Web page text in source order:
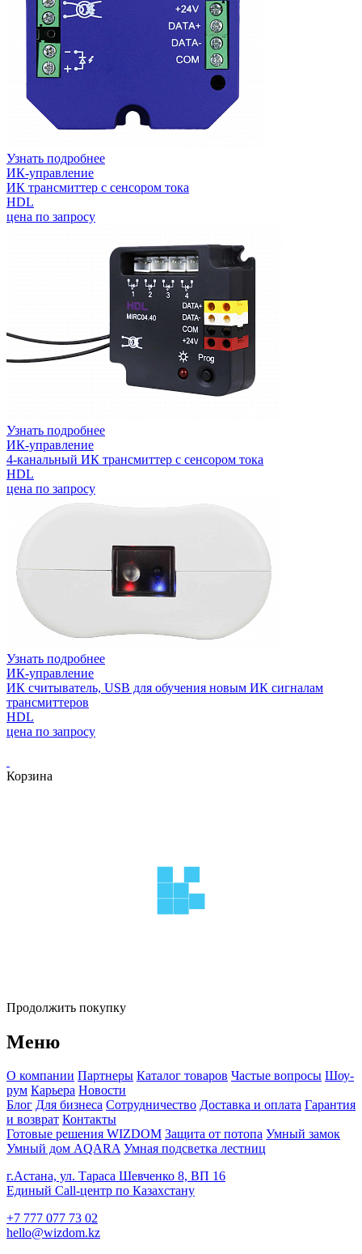
Узнать подробнее
ИК-управление
ИК трансмиттер с сенсором тока
HDL
цена по запросу
Узнать подробнее
ИК-управление
4-канальный ИК трансмиттер с сенсором тока
HDL
цена по запросу
Узнать подробнее
ИК-управление
ИК считыватель, USB для обучения новым ИК сигналам
трансмиттеров
HDL
цена по запросу
Корзина
Продолжить покупку
Меню
О компании Партнеры Каталог товаров Частые вопросы Шоу-
рум Карьера Новости
Блог Для бизнеса Сотрудничество Доставка и оплата Гарантия
и возврат Контакты
Готовые решения WIZDOM Защита от потопа Умный замок
Умный дом AQARA Умная подсветка лестниц
г.Астана, ул. Тараса Шевченко 8, ВП 16
Единый Call-центр по Казахстану
+7 777 077 73 02
hello@wizdom.kz